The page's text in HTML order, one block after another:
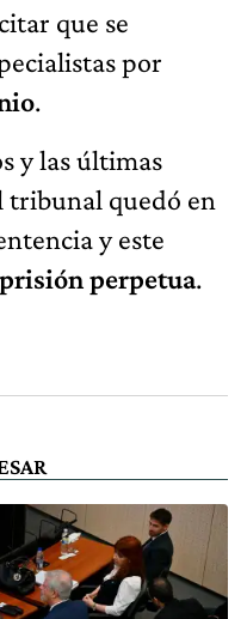
que se
por
.
y las últimas
tribunal quedó en
y este
prisión perpetua.